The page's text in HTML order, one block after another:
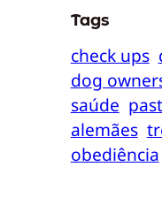
Tags
check ups
dog
saúde
alemães
obediência